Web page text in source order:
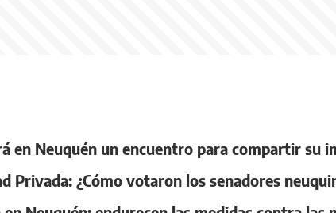
en Neuquén un encuentro para compartir su
Privada: ¿Cómo votaron los senadores